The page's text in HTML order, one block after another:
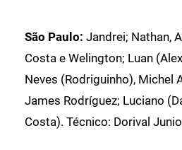
São Paulo: Jandrei; Nathan,
Costa e Welington; Luan
Neves (Rodriguinho), Michel
James Rodríguez; Luciano
Costa). Técnico: Dorival